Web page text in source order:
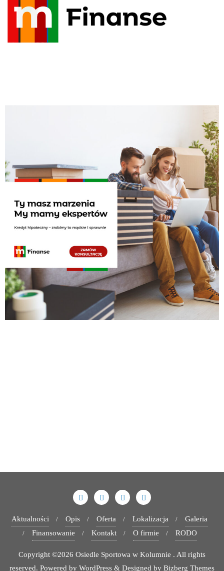
Aktualności Opis Oferta Lokalizacja
Galeria
Finansowanie
Kontakt O firmie RODO
Copyright ©2026 Osiedle Sportowa w Kolumnie . All rights
reserved. Powered by WordPress & Designed by Bizberg Themes